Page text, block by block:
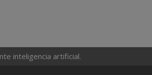
inteligencia artificial.